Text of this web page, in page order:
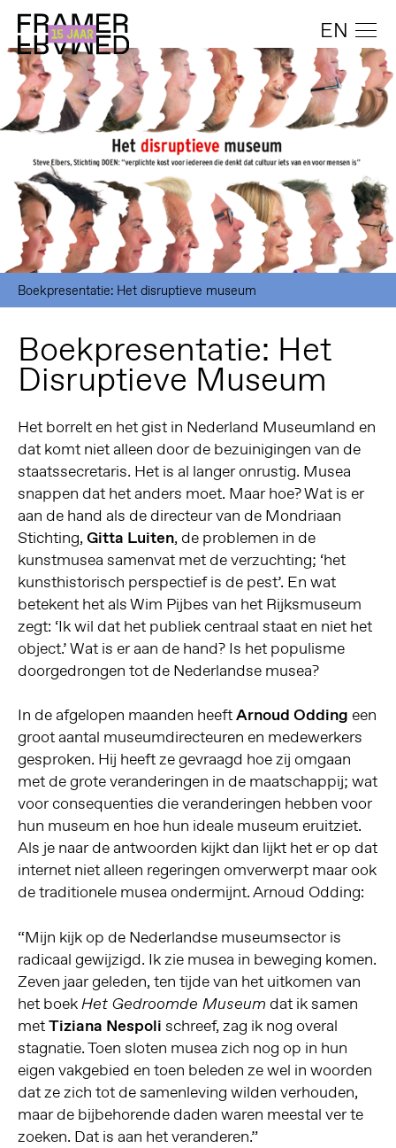
EN
Boekpresentatie: Het disruptieve museum
Boekpresentatie: Het
Disruptieve Museum
Het borrelt en het gist in Nederland Museumland en
dat komt niet alleen door de bezuinigingen van de
staatssecretaris. Het is al langer onrustig. Musea
snappen dat het anders moet. Maar hoe? Wat is er
aan de hand als de directeur van de Mondriaan
Stichting, Gitta Luiten, de problemen in de
kunstmusea samenvat met de verzuchting; ‘het
kunsthistorisch perspectief is de pest’. En wat
betekent het als Wim Pijbes van het Rijksmuseum
zegt: ‘Ik wil dat het publiek centraal staat en niet het
object.’ Wat is er aan de hand? Is het populisme
doorgedrongen tot de Nederlandse musea?
In de afgelopen maanden heeftArnoud Odding een
groot aantal museumdirecteuren en medewerkers
gesproken. Hij heeft ze gevraagd hoe zij omgaan
met de grote veranderingen in de maatschappij; wat
voor consequenties die veranderingen hebben voor
hun museum en hoe hun ideale museum eruitziet.
Als je naar de antwoorden kijkt dan lijkt het er op dat
internet niet alleen regeringen omverwerpt maar ook
de traditionele musea ondermijnt. Arnoud Odding:
“Mijn kijk op de Nederlandse museumsector is
radicaal gewijzigd. Ik zie musea in beweging komen.
Zeven jaar geleden, ten tijde van het uitkomen van
het boekHet Gedroomde Museum dat ik samen
metTiziana Nespoli schreef, zag ik nog overal
stagnatie. Toen sloten musea zich nog op in hun
eigen vakgebied en toen beleden ze wel in woorden
dat ze zich tot de samenleving wilden verhouden,
maar de bijbehorende daden waren meestal ver te
zoeken. Dat is aan het veranderen.”